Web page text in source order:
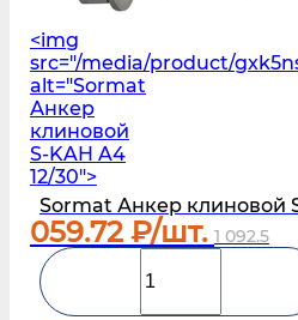
<img
src="/media/product/
alt="Sormat
Анкер
клиновой
S‑KAH A4
12/30">
Sormat Анкер клиновой
059.72 ₽/шт. 1 092.5